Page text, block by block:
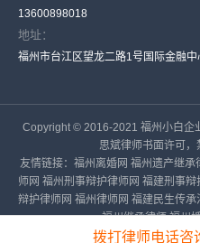
13600898018
地址：
福州市台江区望龙二路1号国际金融
Copyright © 2016-2021 福州小白企
思斌律师书面许可，
友情链接： 福州离婚网 福州遗产继承
师网 福州刑事辩护律师网 福建刑事辩
辩护律师网 福州律师网 福建民生传承
福州继承律师 福州
备案号：闽ICP
拨打律师电话咨